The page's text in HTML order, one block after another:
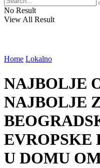
No Result
View All Result
Home Lokalno
NAJBOLJE
NAJBOLJE
EVROPSKE
U DOMU